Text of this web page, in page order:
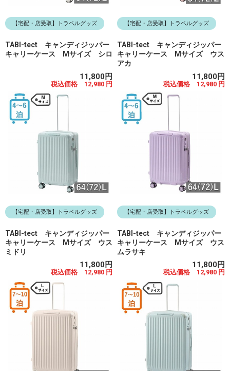
【宅配・店受取】トラベルグッズ
TABI-tect キャンディジッパー
キャリーケース Mサイズ シロ
11,800円
税込価格 12,980 円
【宅配・店受取】トラベルグッズ
TABI-tect キャンディジッパー
キャリーケース Mサイズ ウス
アカ
11,800円
税込価格 12,980 円
【宅配・店受取】トラベルグッズ
TABI-tect キャンディジッパー
キャリーケース Mサイズ ウス
ミドリ
11,800円
税込価格 12,980 円
【宅配・店受取】トラベルグッズ
TABI-tect キャンディジッパー
キャリーケース Mサイズ ウス
ムラサキ
11,800円
税込価格 12,980 円